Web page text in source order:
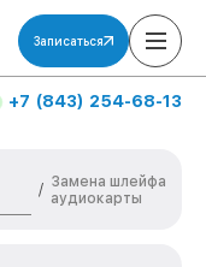
Записаться
+7 (843) 254-68-13
/ Замена шлейфа
аудиокарты